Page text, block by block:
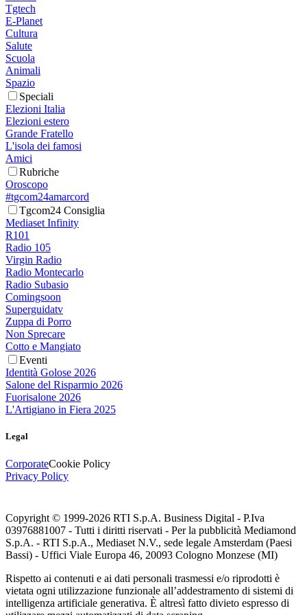
Tgtech
E-Planet
Cultura
Salute
Scuola
Animali
Spazio
Speciali
Elezioni Italia
Elezioni estero
Grande Fratello
L'isola dei famosi
Amici
Rubriche
Oroscopo
#tgcom24amarcord
Tgcom24 Consiglia
Mediaset Infinity
R101
Radio 105
Virgin Radio
Radio Montecarlo
Radio Subasio
Comingsoon
Superguidatv
Zuppa di Porro
Non Sprecare
Cotto e Mangiato
Eventi
Identità Golose 2026
Salone del Risparmio 2026
Fuorisalone 2026
L'Artigiano in Fiera 2025
Legal
CorporateCookie Policy
Privacy Policy
Copyright © 1999-2026 RTI S.p.A. Business Digital - P.Iva
03976881007 - Tutti i diritti riservati - Per la pubblicità Mediamond
S.p.A. - RTI S.p.A., Mediaset N.V., sede legale Amsterdam (Paesi
Bassi) - Uffici Viale Europa 46, 20093 Cologno Monzese (MI)
Rispetto ai contenuti e ai dati personali trasmessi e/o riprodotti è
vietata ogni utilizzazione funzionale all’addestramento di sistemi di
intelligenza artificiale generativa. È altresì fatto divieto espresso di